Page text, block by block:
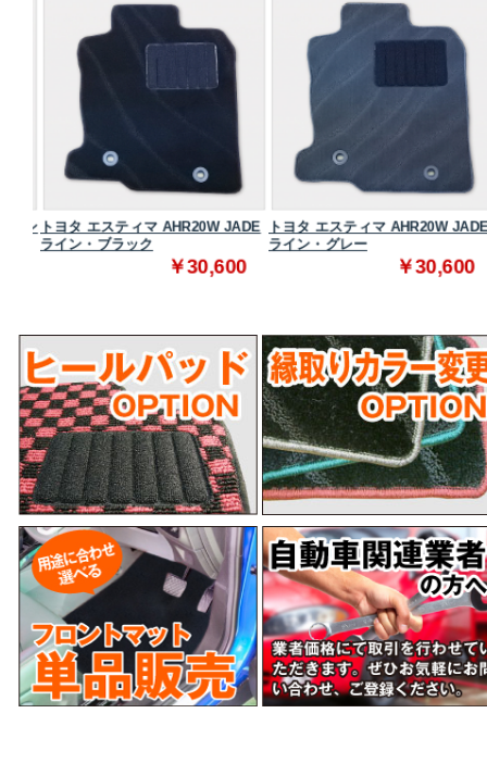
トヨタ エスティマ AHR20W JADE
ライン・ブラック
￥30,600
トヨタ エスティマ AHR20W JADE
ライン・グレー
￥30,600